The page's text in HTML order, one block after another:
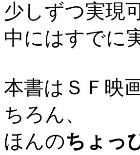
少しずつ実現
中にはすでに
本書はＳＦ映
ちろん、
ほんのちょっ